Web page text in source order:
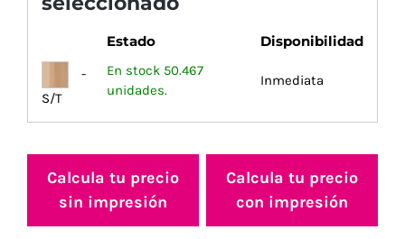
Estado Disponibilidad
-
S/T
En stock 50.467
unidades.
Inmediata
Calcula tu precio
sin impresión
Calcula tu precio
con impresión